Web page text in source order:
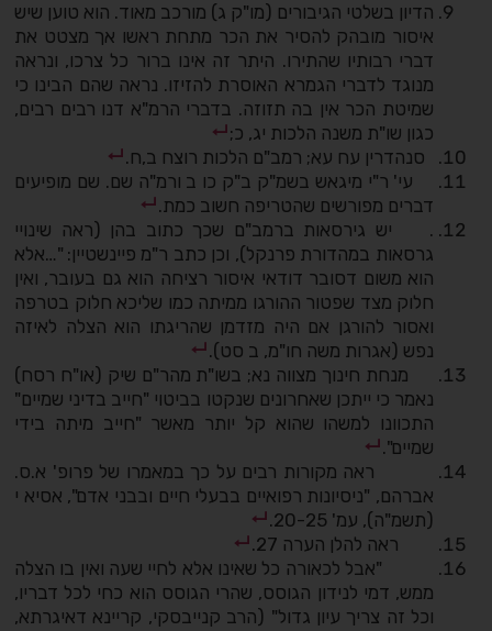
הדיון בשלטי הגיבורים (מו"ק ג) מורכב מאוד. הוא טוען שיש
איסור מובהק להסיר את הכר מתחת ראשו אך מצטט את
דברי רבותיו שהתירו. היתר זה אינו ברור כל צרכו, ונראה
מנוגד לדברי הגמרא האוסרת להזיזו. נראה שהם הבינו כי
שמיטת הכר אין בה תזוזה. בדברי הרמ"א דנו רבים רבים,
כגון שו"ת משנה הלכות יג, כ;
סנהדרין עח עא; רמב"ם הלכות רוצח ב,ח.
עי' ר"י מיגאש בשמ"ק ב"ק כו ב ורמ"ה שם. שם מופיעים
דברים מפורשים שהטריפה חשוב כמת.
. יש גירסאות ברמב"ם שכך כתוב בהן (ראה שינויי
גרסאות במהדורת פרנקל), וכן כתב ר"מ פיינשטיין: "…אלא
הוא משום דסובר דודאי איסור רציחה הוא גם בעובר, ואין
חלוק מצד שפטור ההורגו ממיתה כמו שליכא חלוק בטרפה
ואסור להורגן אם היה מזדמן שהריגתו הוא הצלה לאיזה
נפש (אגרות משה חו"מ, ב סט).
מנחת חינוך מצווה נא; בשו"ת מהר"ם שיק (או"ח רסח)
נאמר כי ייתכן שאחרונים שנקטו בביטוי "חייב בדיני שמיים"
התכוונו למשהו שהוא קל יותר מאשר "חייב מיתה בידי
שמיים".
ראה מקורות רבים על כך במאמרו של פרופ' א.ס.
אברהם, "ניסיונות רפואיים בבעלי חיים ובבני אדם", אסיא י
(תשמ"ה), עמ' 20­-25.
ראה להלן הערה 27.
"אבל לכאורה כל שאינו אלא לחיי שעה ואין בו הצלה
ממש, דמי לנידון הגוסס, שהרי הגוסס הוא כחי לכל דבריו,
וכל זה צריך עיון גדול" (הרב קנייבסקי, קריינא דאיגרתא,